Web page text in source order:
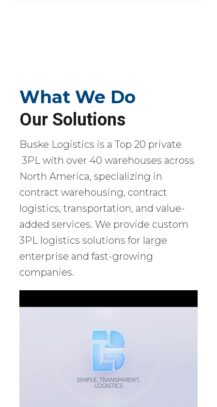
What We Do
Our Solutions
Buske Logistics is a Top 20 private
3PL with over 40 warehouses across
North America, specializing in
contract warehousing, contract
logistics, transportation, and value-
added services. We provide custom
3PL logistics solutions for large
enterprise and fast-growing
companies.